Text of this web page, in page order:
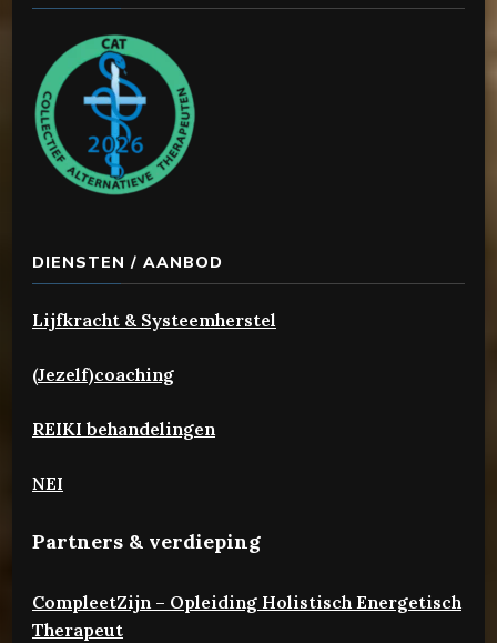
DIENSTEN / AANBOD
Lijfkracht & Systeemherstel
(Jezelf)coaching
REIKI behandelingen
NEI
Partners & verdieping
CompleetZijn – Opleiding Holistisch Energetisch
Therapeut